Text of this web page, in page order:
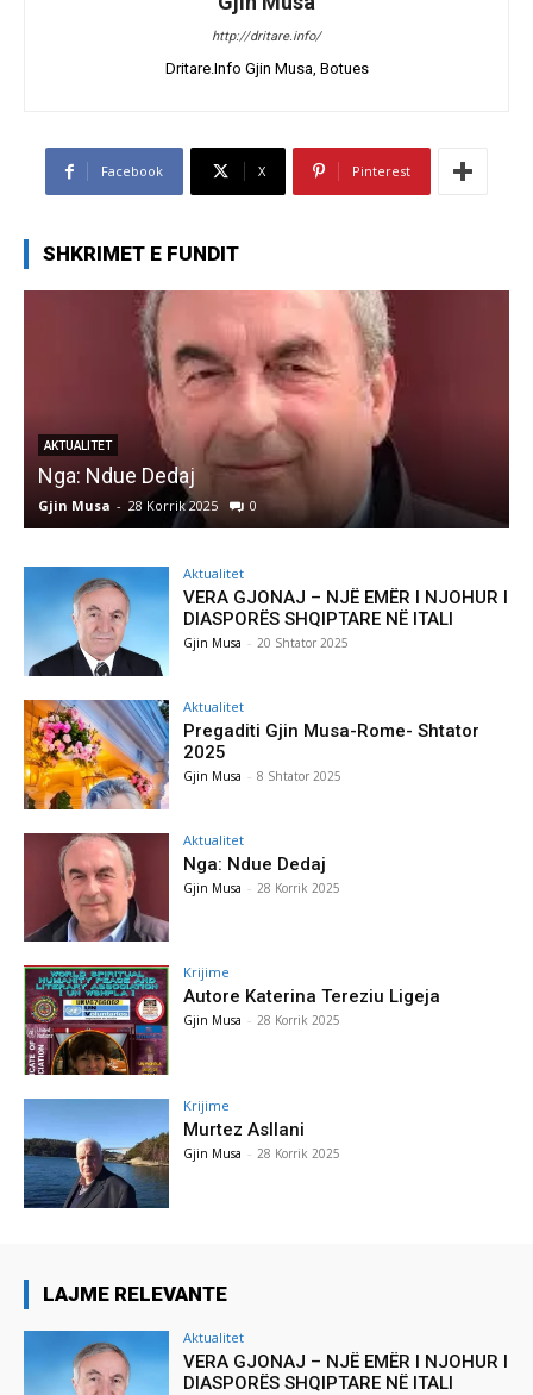
http://dritare.info/
Dritare.Info Gjin Musa, Botues
Facebook X Pinterest
SHKRIMET E FUNDIT
KRIJIME
Autore Katerina Tereziu
Gjin Musa - 28 Korrik 2025
Aktualitet
VERA GJONAJ – NJË EMËR I NJOHUR I
DIASPORËS SHQIPTARE NË ITALI
Gjin Musa - 20 Shtator 2025
Aktualitet
Pregaditi Gjin Musa-Rome- Shtator
2025
Gjin Musa - 8 Shtator 2025
Aktualitet
Nga: Ndue Dedaj
Gjin Musa - 28 Korrik 2025
Krijime
Autore Katerina Tereziu Ligeja
Gjin Musa - 28 Korrik 2025
Krijime
Murtez Asllani
Gjin Musa - 28 Korrik 2025
LAJME RELEVANTE
Aktualitet
VERA GJONAJ – NJË EMËR I NJOHUR I
DIASPORËS SHQIPTARE NË ITALI